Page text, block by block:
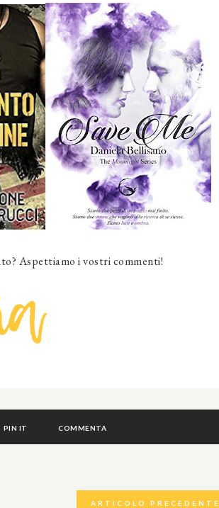
Aspettiamo i vostri commenti!
PIN IT COMMENTA
ARTICOLO PRECEDENTE